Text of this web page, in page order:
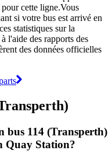
pour cette ligne.Vous
si votre bus est arrivé en
statistiques sur la
l'aide des rapports des
des données officielles
bus 114 (Transperth)
Quay Station?